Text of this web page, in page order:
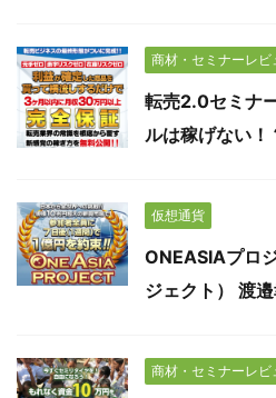
商材・セミナーレビ
転売2.0セミナ
ルは稼げない！
仮想通貨
ONEASIAプロ
ジェクト） 渡
商材・セミナーレビ